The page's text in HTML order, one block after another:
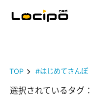
TOP #はじめてさんぽ
選択されているタグ：